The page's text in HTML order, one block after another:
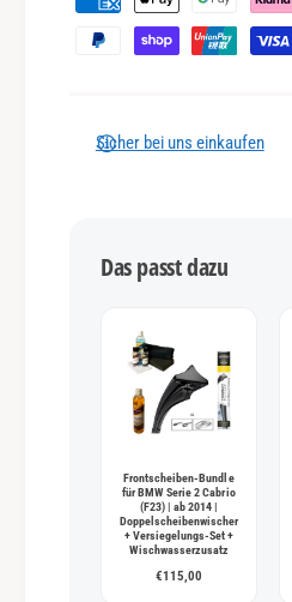
a
Sicher bei uns einkaufen
Das passt dazu
Frontscheiben-Bundle
für BMW Serie 2 Cabrio
(F23) | ab 2014 |
Doppelscheibenwischer
+ Versiegelungs-Set +
Wischwasserzusatz
€115,00